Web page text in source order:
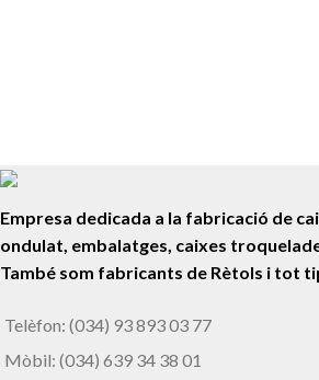
Empresa dedicada a la fabricació de
ondulat, embalatges, caixes
També som fabricants de Rètols i tot
Telèfon: (034) 93 893 03 77
Mòbil: (034) 639 34 38 01